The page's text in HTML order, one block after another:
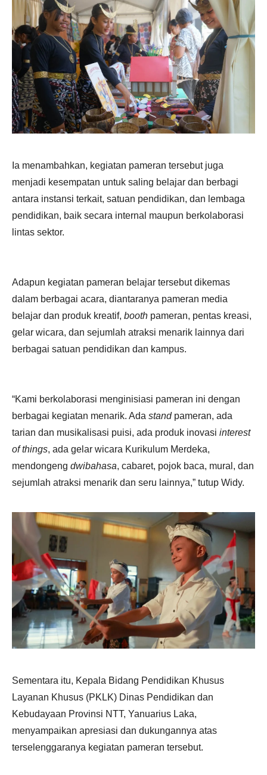
Ia menambahkan, kegiatan pameran tersebut juga
menjadi kesempatan untuk saling belajar dan berbagi
antara instansi terkait, satuan pendidikan, dan lembaga
pendidikan, baik secara internal maupun berkolaborasi
lintas sektor.
Adapun kegiatan pameran belajar tersebut dikemas
dalam berbagai acara, diantaranya pameran media
belajar dan produk kreatif, booth pameran, pentas kreasi,
gelar wicara, dan sejumlah atraksi menarik lainnya dari
berbagai satuan pendidikan dan kampus.
“Kami berkolaborasi menginisiasi pameran ini dengan
berbagai kegiatan menarik. Ada stand pameran, ada
tarian dan musikalisasi puisi, ada produk inovasi interest
of things, ada gelar wicara Kurikulum Merdeka,
mendongeng dwibahasa, cabaret, pojok baca, mural, dan
sejumlah atraksi menarik dan seru lainnya,” tutup Widy.
Sementara itu, Kepala Bidang Pendidikan Khusus
Layanan Khusus (PKLK) Dinas Pendidikan dan
Kebudayaan Provinsi NTT, Yanuarius Laka,
menyampaikan apresiasi dan dukungannya atas
terselenggaranya kegiatan pameran tersebut.